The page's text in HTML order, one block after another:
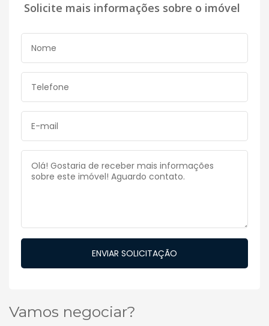
Solicite mais informações sobre o imóvel
Vamos negociar?